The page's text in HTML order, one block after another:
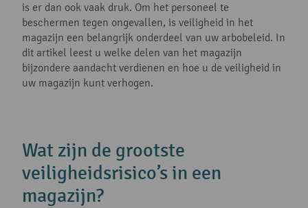
is er dan ook vaak druk. Om het personeel te
beschermen tegen ongevallen, is veiligheid in het
magazijn een belangrijk onderdeel van uw arbobeleid. In
dit artikel leest u welke delen van het magazijn
bijzondere aandacht verdienen en hoe u de veiligheid in
uw magazijn kunt verhogen.
Wat zijn de grootste
veiligheidsrisico’s in een
magazijn?